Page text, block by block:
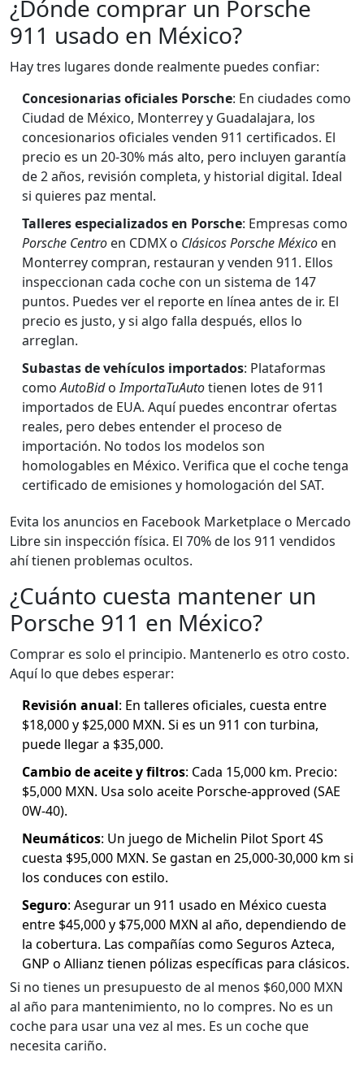
¿Dónde comprar un Porsche
911 usado en México?
Hay tres lugares donde realmente puedes confiar:
Concesionarias oficiales Porsche: En ciudades como
Ciudad de México, Monterrey y Guadalajara, los
concesionarios oficiales venden 911 certificados. El
precio es un 20-30% más alto, pero incluyen garantía
de 2 años, revisión completa, y historial digital. Ideal
si quieres paz mental.
Talleres especializados en Porsche: Empresas como
Porsche Centro en CDMX o Clásicos Porsche México en
Monterrey compran, restauran y venden 911. Ellos
inspeccionan cada coche con un sistema de 147
puntos. Puedes ver el reporte en línea antes de ir. El
precio es justo, y si algo falla después, ellos lo
arreglan.
Subastas de vehículos importados: Plataformas
comoAutoBidoImportaTuAutotienen lotes de 911
importados de EUA. Aquí puedes encontrar ofertas
reales, pero debes entender el proceso de
importación. No todos los modelos son
homologables en México. Verifica que el coche tenga
certificado de emisiones y homologación del SAT.
Evita los anuncios en Facebook Marketplace o Mercado
Libre sin inspección física. El 70% de los 911 vendidos
ahí tienen problemas ocultos.
¿Cuánto cuesta mantener un
Porsche 911 en México?
Comprar es solo el principio. Mantenerlo es otro costo.
Aquí lo que debes esperar:
Revisión anual: En talleres oficiales, cuesta entre
$18,000 y $25,000 MXN. Si es un 911 con turbina,
puede llegar a $35,000.
Cambio de aceite y filtros: Cada 15,000 km. Precio:
$5,000 MXN. Usa solo aceite Porsche-approved (SAE
0W-40).
Neumáticos: Un juego de Michelin Pilot Sport 4S
cuesta $95,000 MXN. Se gastan en 25,000-30,000 km si
los conduces con estilo.
Seguro: Asegurar un 911 usado en México cuesta
entre $45,000 y $75,000 MXN al año, dependiendo de
la cobertura. Las compañías como Seguros Azteca,
GNP o Allianz tienen pólizas específicas para clásicos.
Si no tienes un presupuesto de al menos $60,000 MXN
al año para mantenimiento, no lo compres. No es un
coche para usar una vez al mes. Es un coche que
necesita cariño.